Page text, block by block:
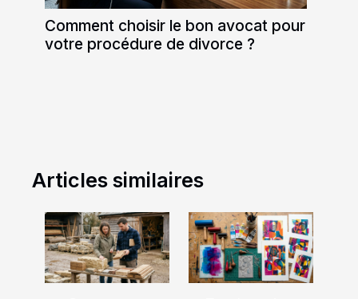
Comment choisir le bon avocat pour
votre procédure de divorce ?
Articles similaires